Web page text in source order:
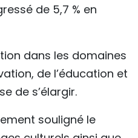
de 5,7 % en
dans les domaines
de l’éducation et
de s’élargir.
souligné le